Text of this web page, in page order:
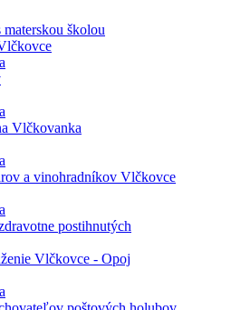
školou
Vlčkovanka
a vinohradníkov Vlčkovce
postihnutých
Vlčkovce - Opoj